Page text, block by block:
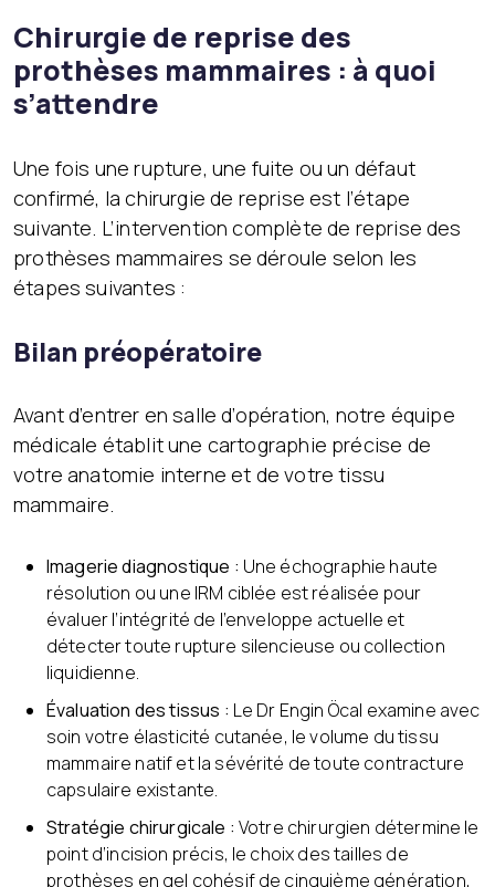
Chirurgie de reprise des
prothèses mammaires : à quoi
s’attendre
Une fois une rupture, une fuite ou un défaut
confirmé, la chirurgie de reprise est l’étape
suivante. L’intervention complète de reprise des
prothèses mammaires se déroule selon les
étapes suivantes :
Bilan préopératoire
Avant d’entrer en salle d’opération, notre équipe
médicale établit une cartographie précise de
votre anatomie interne et de votre tissu
mammaire.
Imagerie diagnostique : Une échographie haute
résolution ou une IRM ciblée est réalisée pour
évaluer l’intégrité de l’enveloppe actuelle et
détecter toute rupture silencieuse ou collection
liquidienne.
Évaluation des tissus : Le Dr Engin Öcal examine avec
soin votre élasticité cutanée, le volume du tissu
mammaire natif et la sévérité de toute contracture
capsulaire existante.
Stratégie chirurgicale : Votre chirurgien détermine le
point d’incision précis, le choix des tailles de
prothèses en gel cohésif de cinquième génération,